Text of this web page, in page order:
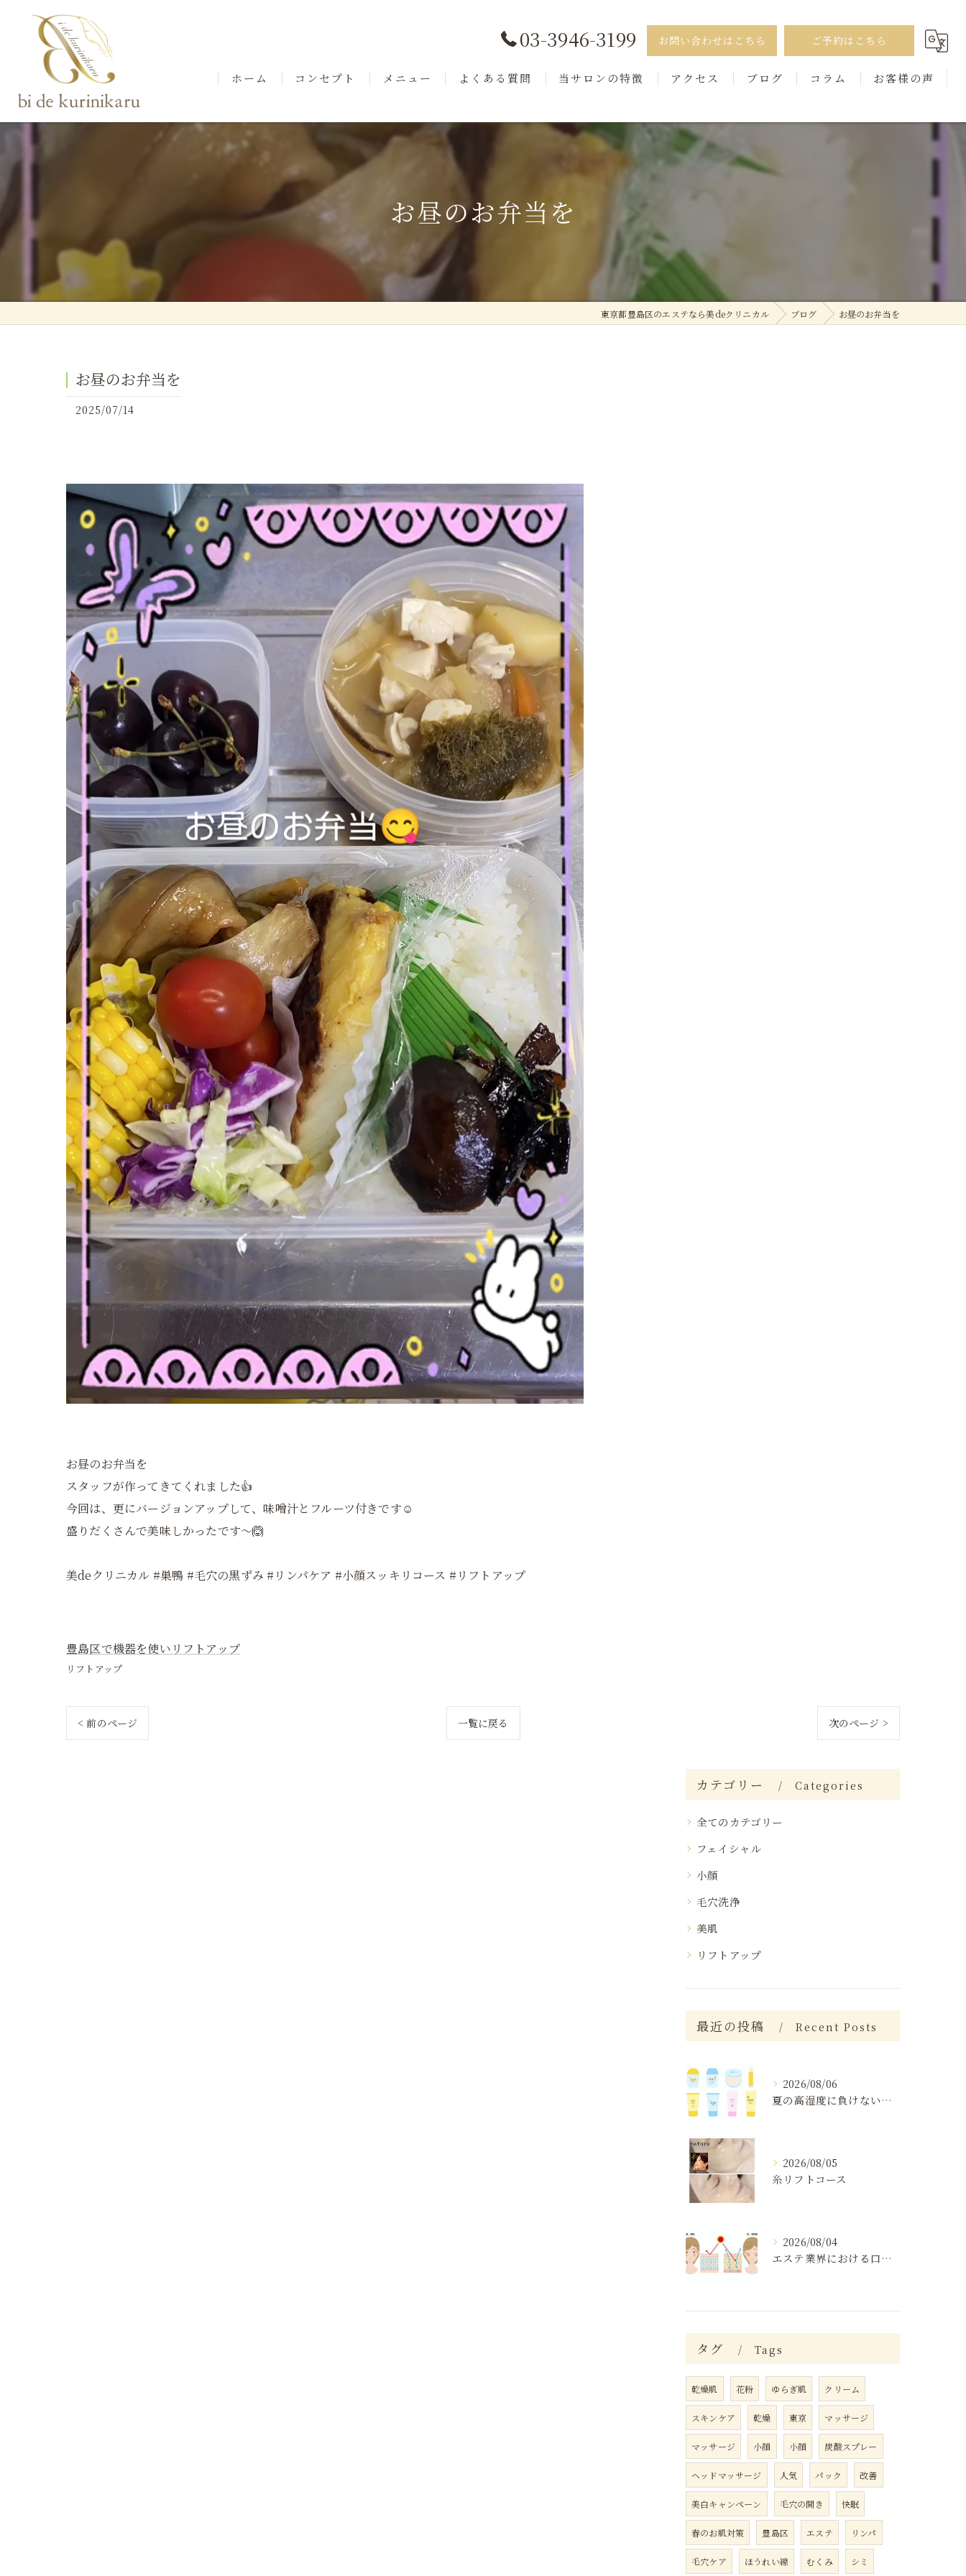
03-3946-3199 お問い合わせはこちら ご予約はこちら
ホーム コンセプト メニュー
商品紹介
よくある質問 当サロンの特徴
フェイシャル
リフトアップ
アクセス ブログ コラム お客様の声
お昼のお弁当を
東京都豊島区のエステなら美deクリニカル ブログ お昼のお弁当を
お昼のお弁当を
2025/07/14
お昼のお弁当を
スタッフが作ってきてくれました👍
今回は、更にバージョンアップして、味噌汁とフルーツ付きです☺️
盛りだくさんで美味しかったです〜🙆
美deクリニカル #巣鴨 #毛穴の黒ずみ #リンパケア #小顔スッキリコース #リフトアップ
豊島区で機器を使いリフトアップ
リフトアップ
< 前のページ 一覧に戻る 次のページ >
カテゴリー Categories
全てのカテゴリー
フェイシャル
小顔
毛穴洗浄
美肌
リフトアップ
最近の投稿 Recent Posts
2026/08/06
夏の高湿度に負けない肌ケア術
2026/08/05
糸リフトコース
2026/08/04
エステ業界における口コミの効果分析
タグ Tags
乾燥肌 花粉 ゆらぎ肌 クリーム
スキンケア 乾燥 東京 マッサージ
マッサージ 小顔 小顔 炭酸スプレー
ヘッドマッサージ 人気 パック 改善
美白キャンペーン 毛穴の開き 快眠
春のお肌対策 豊島区 エステ リンパ
毛穴ケア ほうれい線 むくみ シミ